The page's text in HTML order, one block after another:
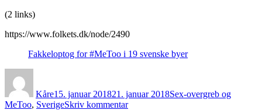
(2 links)
https://www.folkets.dk/node/2490
Fakkeloptog for #MeToo i 19 svenske byer
Kåre15. januar 201821. januar 2018Sex-overgreb og
MeToo, SverigeSkriv kommentartil